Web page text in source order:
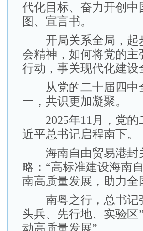
代化目标、奋力开创
图、宣言书。
开局关系全局，起
会精神，如何将党的
行动，事关现代化建设
从党的二十届四中
一，共识更加凝聚。
2025年11月，党的
近平总书记启程南下。
海南自由贸易港封
略：“高标准建设海南
南高质量发展，助力全
南粤之行，总书记
头兵、先行地、实验区
动高质量发展”。